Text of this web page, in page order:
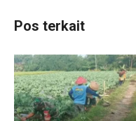
Pos terkait